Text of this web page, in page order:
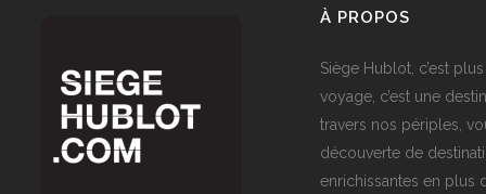
À PROPOS
Siège Hublot, c’est
voyage, c’est une
travers nos périples,
découverte de
enrichissantes en plus